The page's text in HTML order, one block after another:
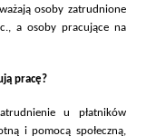
osoby zatrudnione
a osoby pracujące na
pracę?
u płatników
i pomocą społeczną,